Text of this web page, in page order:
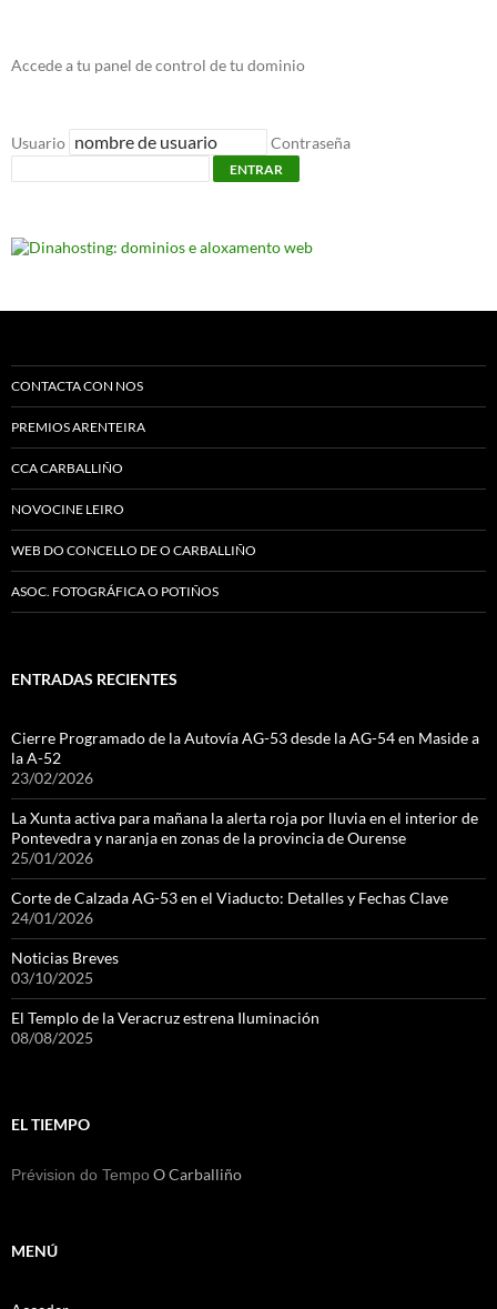
Accede a tu panel de control de tu dominio
Usuario Contraseña
ENTRAR
CONTACTA CON NOS
PREMIOS ARENTEIRA
CCA CARBALLIÑO
NOVOCINE LEIRO
WEB DO CONCELLO DE O CARBALLIÑO
ASOC. FOTOGRÁFICA O POTIÑOS
ENTRADAS RECIENTES
Cierre Programado de la Autovía AG-53 desde la AG-54 en Maside a
la A-52
23/02/2026
La Xunta activa para mañana la alerta roja por lluvia en el interior de
Pontevedra y naranja en zonas de la provincia de Ourense
25/01/2026
Corte de Calzada AG-53 en el Viaducto: Detalles y Fechas Clave
24/01/2026
Noticias Breves
03/10/2025
El Templo de la Veracruz estrena Iluminación
08/08/2025
EL TIEMPO
Prévision do Tempo O Carballiño
MENÚ